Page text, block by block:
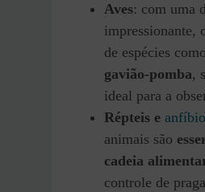
Aves: com uma
impressionante,
de espécies
gavião-pomba,
ideal para a
Répteis e
animais são
cadeia
controle de